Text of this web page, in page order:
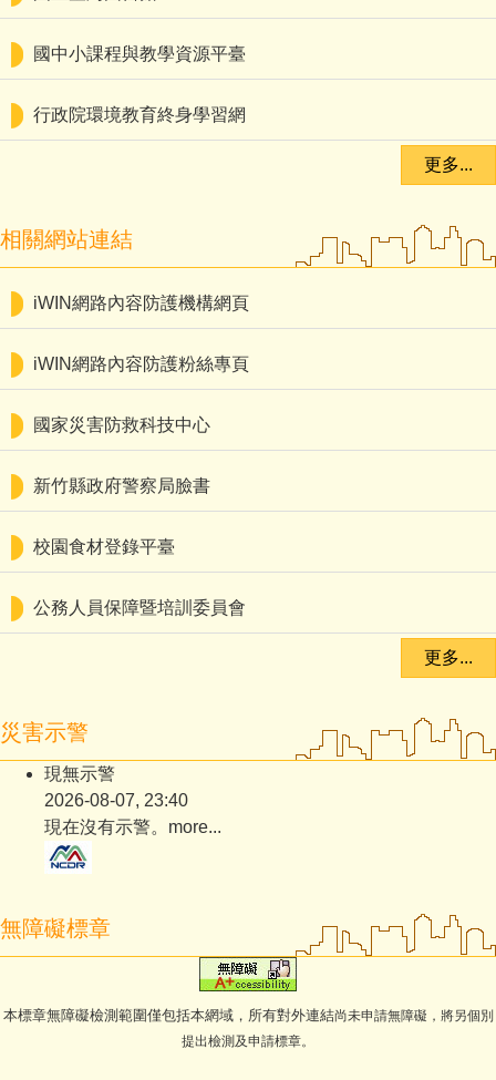
國中小課程與教學資源平臺
行政院環境教育終身學習網
更多...
相關網站連結
iWIN網路內容防護機構網頁
iWIN網路內容防護粉絲專頁
國家災害防救科技中心
新竹縣政府警察局臉書
校園食材登錄平臺
公務人員保障暨培訓委員會
更多...
災害示警
現無示警
2026-08-07, 23:40
現在沒有示警。 more...
無障礙標章
本標章無障礙檢測範圍僅包括本網域，所有對外連結尚未申請無障礙，將另個別
提出檢測及申請標章。